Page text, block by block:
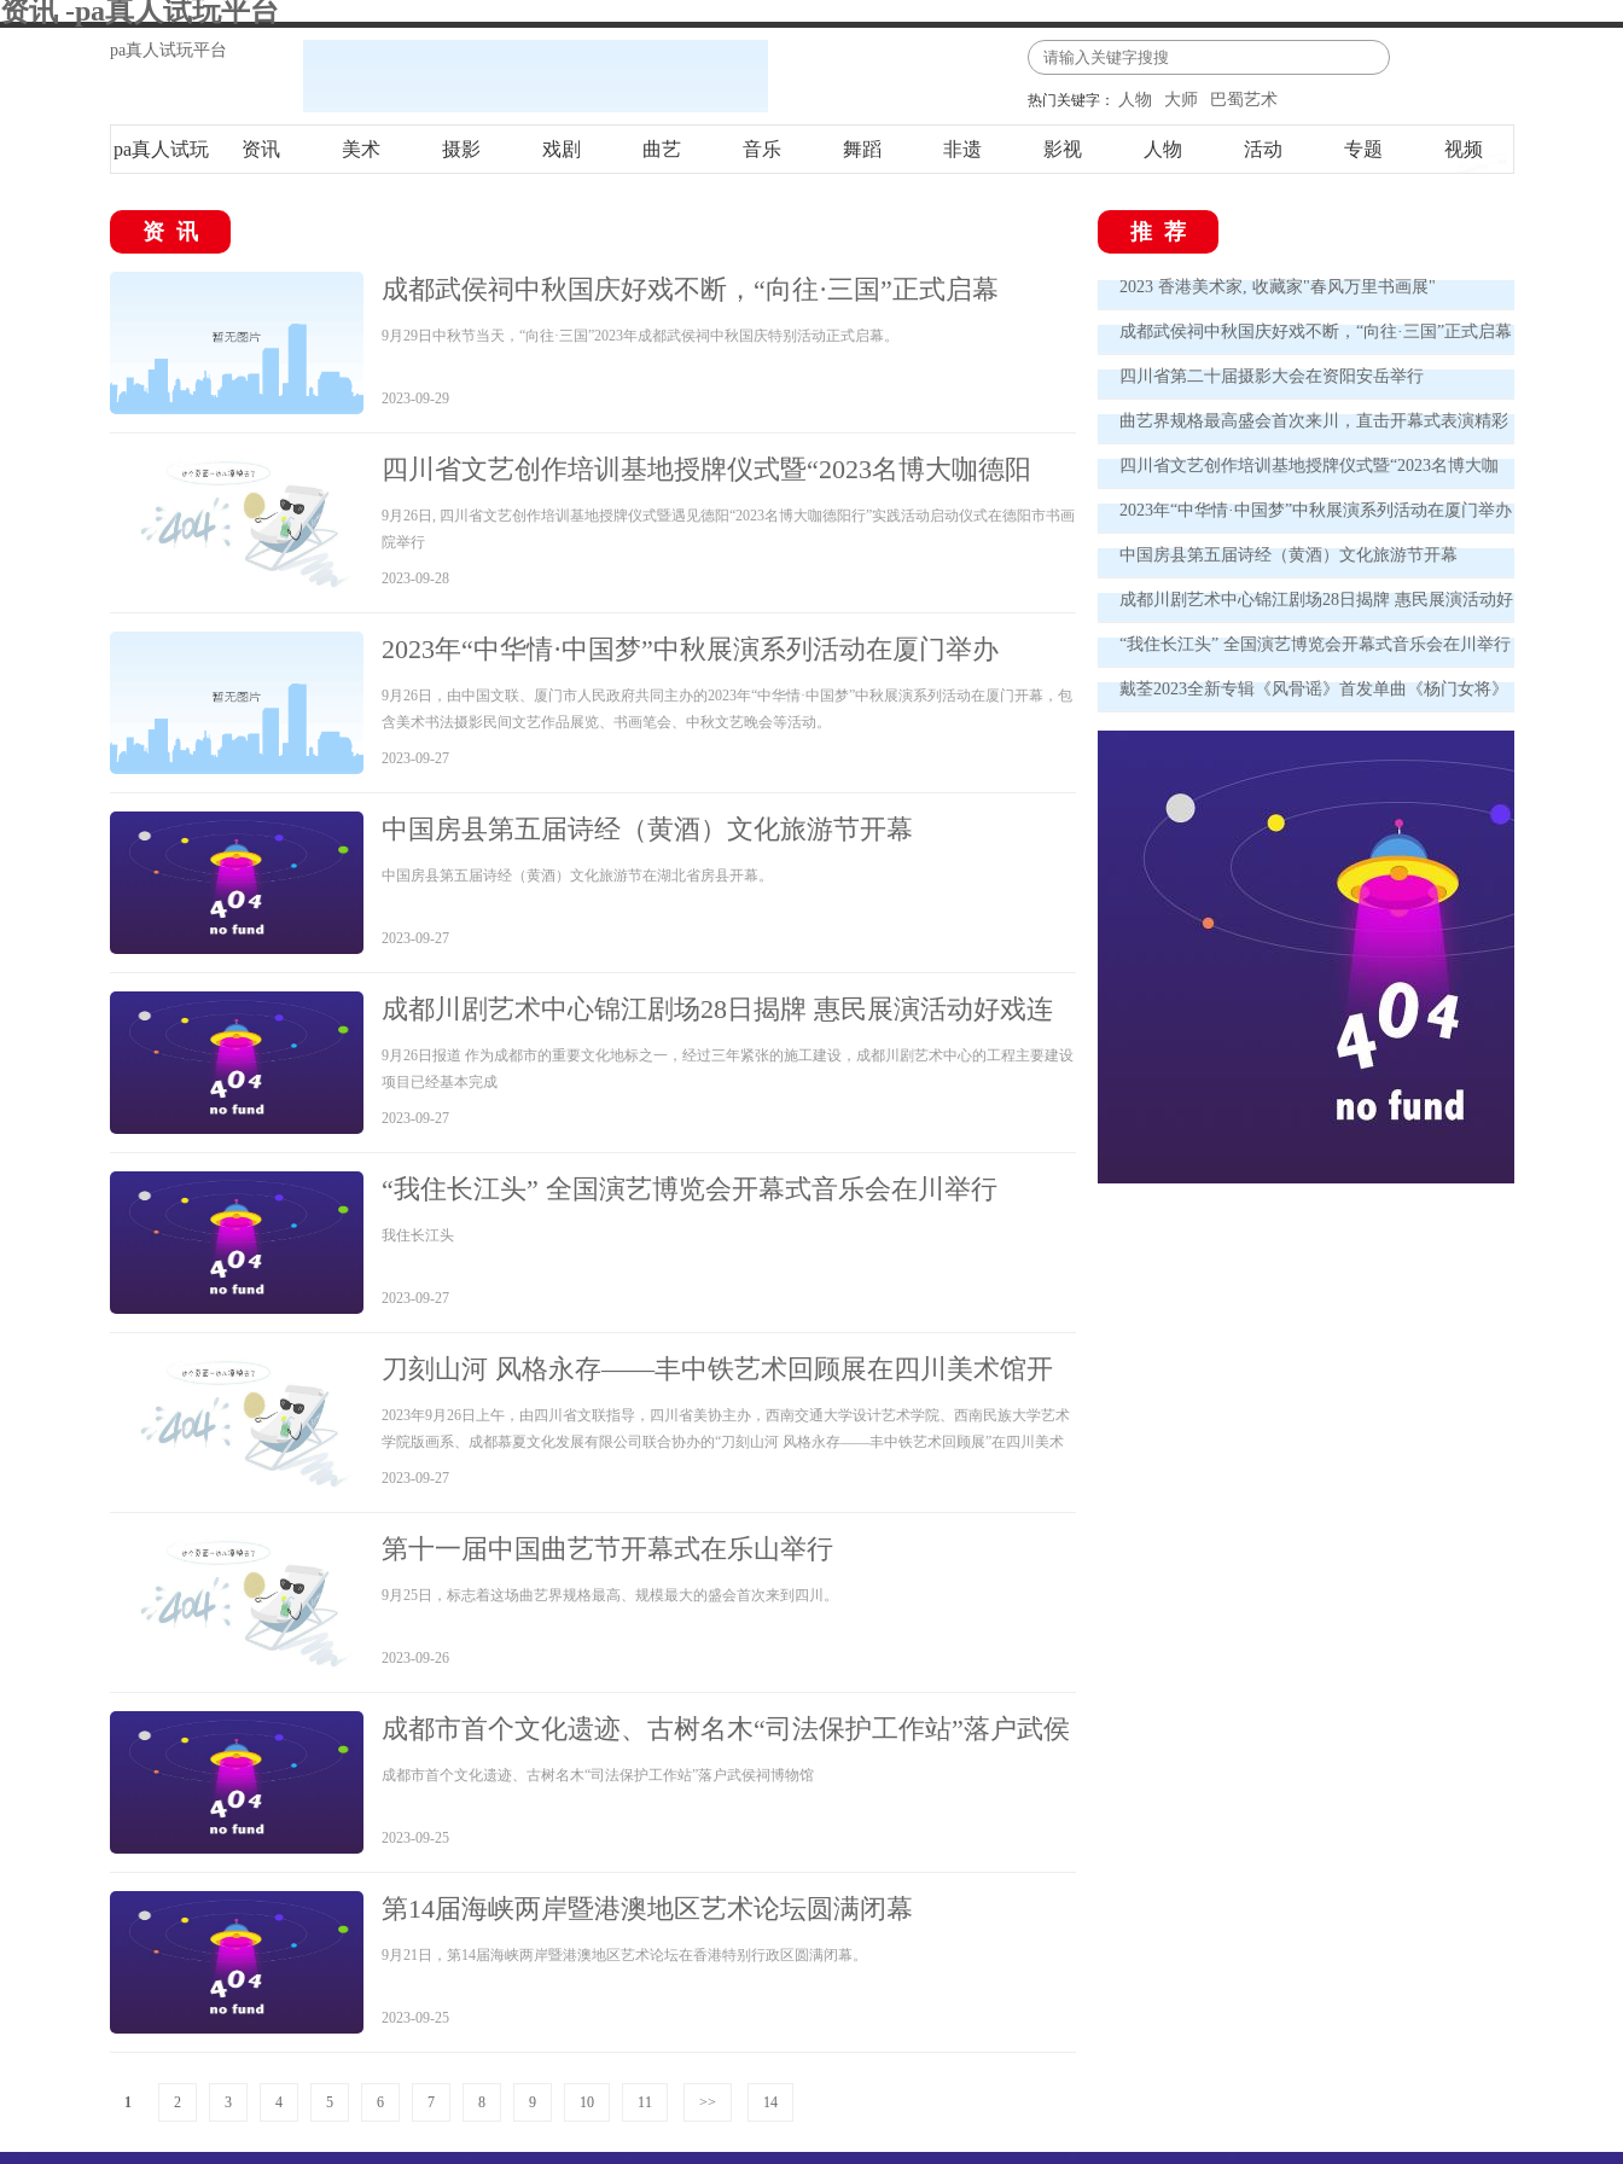
资讯 -pa真人试玩平台
pa真人试玩平台
热门关键字： 人物 大师 巴蜀艺术
pa真人试玩 资讯 美术 摄影 戏剧 曲艺 音乐 舞蹈 非遗 影视 人物 活动 专题 视频
资讯
成都武侯祠中秋国庆好戏不断，“向往·三国”正式启幕
9月29日中秋节当天，“向往·三国”2023年成都武侯祠中秋国庆特别活动正式启幕。
2023-09-29
四川省文艺创作培训基地授牌仪式暨“2023名博大咖德阳
行”实践活动启动仪式举行
9月26日, 四川省文艺创作培训基地授牌仪式暨遇见德阳“2023名博大咖德阳行”实践活动启动仪式在德阳市书画
院举行
2023-09-28
2023年“中华情·中国梦”中秋展演系列活动在厦门举办
​9月26日，由中国文联、厦门市人民政府共同主办的2023年“中华情·中国梦”中秋展演系列活动在厦门开幕，包
含美术书法摄影民间文艺作品展览、书画笔会、中秋文艺晚会等活动。
2023-09-27
中国房县第五届诗经（黄酒）文化旅游节开幕
中国房县第五届诗经（黄酒）文化旅游节在湖北省房县开幕。
2023-09-27
成都川剧艺术中心锦江剧场28日揭牌 惠民展演活动好戏连
台！
9月26日报道 作为成都市的重要文化地标之一，经过三年紧张的施工建设，成都川剧艺术中心的工程主要建设
项目已经基本完成
2023-09-27
“我住长江头” 全国演艺博览会开幕式音乐会在川举行
我住长江头
2023-09-27
刀刻山河 风格永存——丰中铁艺术回顾展在四川美术馆开
幕
2023年9月26日上午，由四川省文联指导，四川省美协主办，西南交通大学设计艺术学院、西南民族大学艺术
学院版画系、成都慕夏文化发展有限公司联合协办的“刀刻山河 风格永存——丰中铁艺术回顾展”在四川美术
馆开幕
2023-09-27
第十一届中国曲艺节开幕式在乐山举行
9月25日，标志着这场曲艺界规格最高、规模最大的盛会首次来到四川。
2023-09-26
成都市首个文化遗迹、古树名木“司法保护工作站”落户武侯
祠博物馆
成都市首个文化遗迹、古树名木“司法保护工作站”落户武侯祠博物馆
2023-09-25
第14届海峡两岸暨港澳地区艺术论坛圆满闭幕
9月21日，第14届海峡两岸暨港澳地区艺术论坛在香港特别行政区圆满闭幕。
2023-09-25
1 2 3 4 5 6 7 8 9 10 11 >> 14
推荐
2023 香港美术家, 收藏家"春风万里书画展"
成都武侯祠中秋国庆好戏不断，“向往·三国”正式启幕
四川省第二十届摄影大会在资阳安岳举行
曲艺界规格最高盛会首次来川，直击开幕式表演精彩
瞬间 欢声笑语讲述中国曲艺新故事
四川省文艺创作培训基地授牌仪式暨“2023名博大咖
德阳行”实践活动启动仪式举行
2023年“中华情·中国梦”中秋展演系列活动在厦门举办
中国房县第五届诗经（黄酒）文化旅游节开幕
成都川剧艺术中心锦江剧场28日揭牌 惠民展演活动好
戏连台！
“我住长江头” 全国演艺博览会开幕式音乐会在川举行
戴荃2023全新专辑《风骨谣》首发单曲《杨门女将》
为时代英雄喝彩